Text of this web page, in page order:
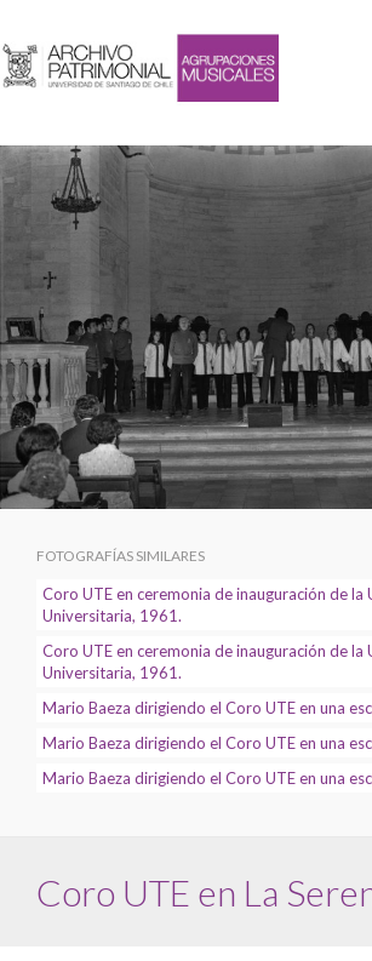
FOTOGRAFÍAS SIMILARES
Coro UTE en ceremonia de inauguración de la
Universitaria, 1961.
Coro UTE en ceremonia de inauguración de la
Universitaria, 1961.
Mario Baeza dirigiendo el Coro UTE en una
Mario Baeza dirigiendo el Coro UTE en una
Mario Baeza dirigiendo el Coro UTE en una
Coro UTE en La